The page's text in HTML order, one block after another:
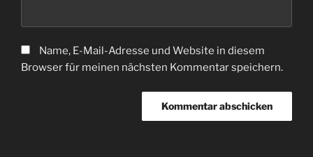
Name, E-Mail-Adresse und Website in diesem
Browser für meinen nächsten Kommentar speichern.